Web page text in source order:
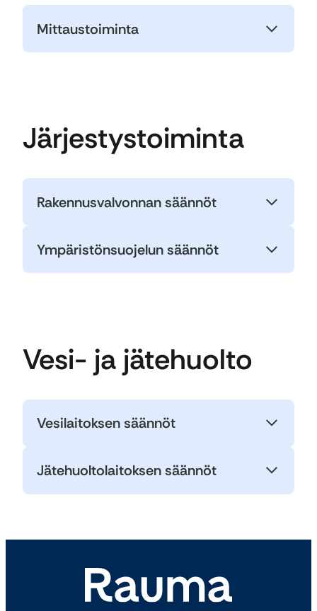
Mittaustoiminta
Järjestystoiminta
Rakennusvalvonnan säännöt
Ympäristönsuojelun säännöt
Vesi- ja jätehuolto
Vesilaitoksen säännöt
Jätehuoltolaitoksen säännöt